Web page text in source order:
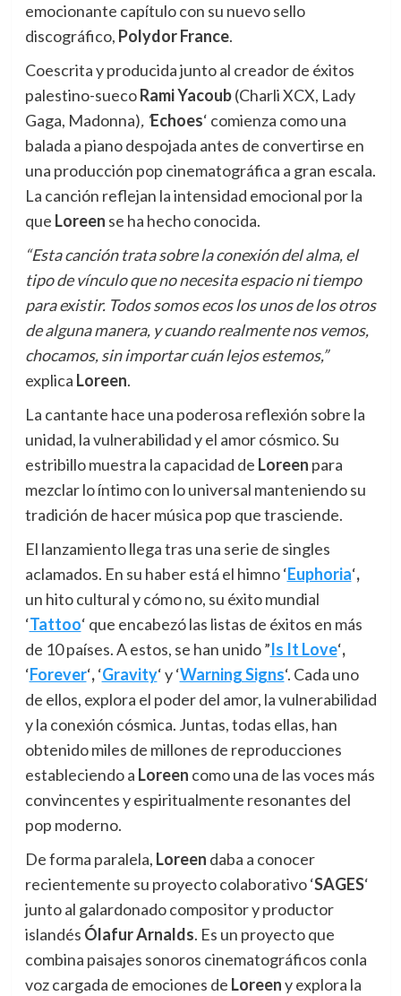
emocionante capítulo con su nuevo sello
discográfico, Polydor France.
Coescrita y producida junto al creador de éxitos
palestino-suecoRami Yacoub(Charli XCX, Lady
Gaga, Madonna), ‘Echoes‘ comienza como una
balada a piano despojada antes de convertirse en
una producción pop cinematográfica a gran escala.
La canción reflejan la intensidad emocional por la
que Loreen se ha hecho conocida.
“Esta canción trata sobre la conexión del alma, el
tipo de vínculo que no necesita espacio ni tiempo
para existir. Todos somos ecos los unos de los otros
de alguna manera, y cuando realmente nos vemos,
chocamos, sin importar cuán lejos estemos,”
explica Loreen.
La cantante hace una poderosa reflexión sobre la
unidad, la vulnerabilidad y el amor cósmico. Su
estribillo muestra la capacidad de Loreen para
mezclar lo íntimo con lo universal manteniendo su
tradición de hacer música pop que trasciende.
El lanzamiento llega tras una serie de singles
aclamados. En su haber está el himno ‘Euphoria‘,
un hito cultural y cómo no, su éxito mundial
‘Tattoo‘ que encabezó las listas de éxitos en más
de 10 países. A estos, se han unido ”Is It Love‘,
‘Forever‘,‘Gravity‘y ‘Warning Signs‘. Cada uno
de ellos, explora el poder del amor, la vulnerabilidad
y la conexión cósmica. Juntas, todas ellas, han
obtenido miles de millones de reproducciones
estableciendo a Loreen como una de las voces más
convincentes y espiritualmente resonantes del
pop moderno.
De forma paralela, Loreen daba a conocer
recientemente su proyecto colaborativo ‘SAGES‘
junto al galardonado compositor y productor
islandés Ólafur Arnalds. Es un proyecto que
combina paisajes sonoros cinematográficos conla
voz cargada de emociones de Loreeny explora la